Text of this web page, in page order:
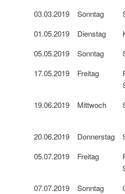
03.03.2019
Sonntag
01.05.2019
Dienstag
05.05.2019
Sonntag
17.05.2019
Freitag
19.06.2019 Mittwoch
20.06.2019 Donnerstag
05.07.2019
Freitag
07.07.2019 Sonntag